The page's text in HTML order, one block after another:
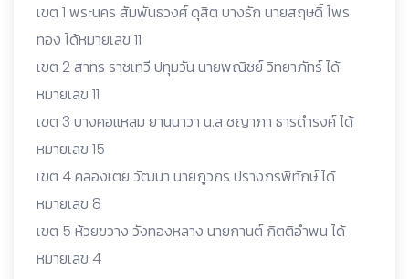
เขต 1 พระนคร สัมพันธวงศ์ ดุสิต บางรัก นายสฤษดิ์ ไพร
ทอง ได้หมายเลข 11
เขต 2 สาทร ราชเทวี ปทุมวัน นายพณิชย์ วิทยาภัทร์ ได้
หมายเลข 11
เขต 3 บางคอแหลม ยานนาวา น.ส.ชญาภา ธารดำรงค์ ได้
หมายเลข 15
เขต 4 คลองเตย วัฒนา นายภูวกร ปรางภรพิทักษ์ ได้
หมายเลข 8
เขต 5 ห้วยขวาง วังทองหลาง นายกานต์ กิตติอำพน ได้
หมายเลข 4